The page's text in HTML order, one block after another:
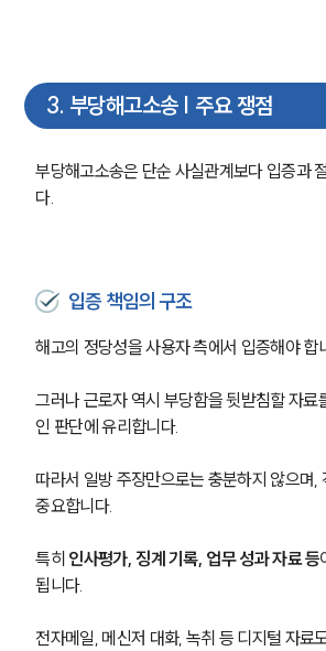
3. 부당해고소송 | 주요 쟁점
부당해고소송은 단순 사실관계보다 입증과
다.
입증 책임의 구조
해고의 정당성을 사용자 측에서 입증해야 합
그러나 근로자 역시 부당함을 뒷받침할 자료
인 판단에 유리합니다.
따라서 일방 주장만으로는 충분하지 않으며,
중요합니다.
특히 인사평가, 징계 기록, 업무 성과 자료 등
됩니다.
전자메일, 메신저 대화, 녹취 등 디지털 자료